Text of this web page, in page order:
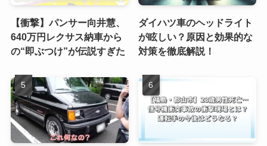
【衝撃】パンサー向井慧、
640万円レクサス納車から
の“即ぶつけ”が伝説すぎた
ダイハツ車のヘッドライト
が眩しい？原因と効果的な
対策を徹底解説！